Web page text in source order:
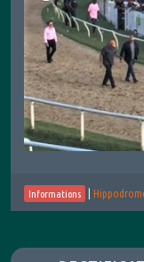
Informations